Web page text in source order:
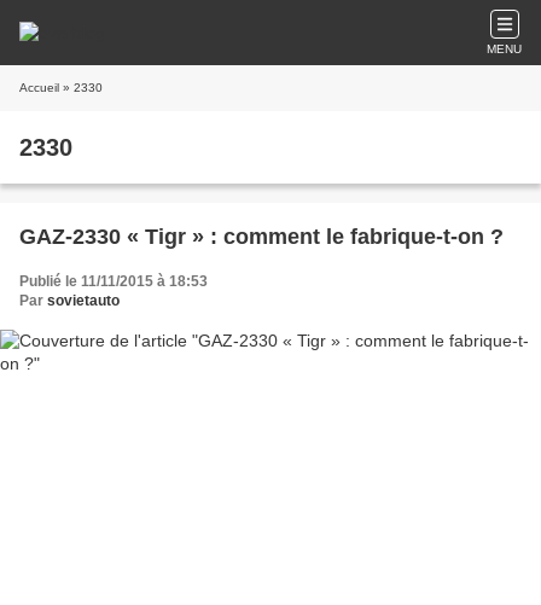
MENU
Accueil » 2330
2330
GAZ-2330 « Tigr » : comment le fabrique-t-on ?
Publié le 11/11/2015 à 18:53
Par sovietauto